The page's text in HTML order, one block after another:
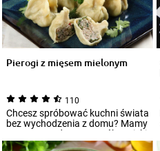
Pierogi z mięsem mielonym
110
Chcesz spróbować kuchni świata
bez wychodzenia z domu? Mamy
na to sprawdzony sposób. Dzięki
naszy...